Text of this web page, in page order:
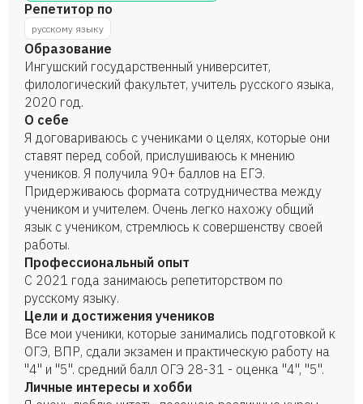
Репетитор по
русскому языку
Образование
Ингушский государственный университет,
филологический факультет, учитель русского языка,
2020 год.
О себе
Я договариваюсь с учениками о целях, которые они
ставят перед собой, прислушиваюсь к мнению
учеников. Я получила 90+ баллов на ЕГЭ.
Придерживаюсь формата сотрудничества между
учеником и учителем. Очень легко нахожу общий
язык с учеником, стремлюсь к совершенству своей
работы.
Профессиональный опыт
С 2021 года занимаюсь репетиторством по
русскому языку.
Цели и достижения учеников
Все мои ученики, которые занимались подготовкой к
ОГЭ, ВПР, сдали экзамен и практическую работу на
"4" и "5". средний балл ОГЭ 28-31 - оценка "4", "5".
Личные интересы и хобби